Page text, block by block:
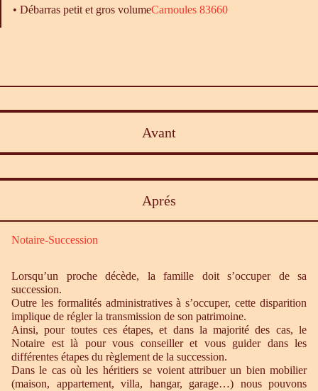
• Débarras petit et gros volumeCarnoules 83660
Avant
Aprés
Notaire-Succession
Lorsqu’un proche décède, la famille doit s’occuper de sa
succession.
Outre les formalités administratives à s’occuper, cette disparition
implique de régler la transmission de son patrimoine.
Ainsi, pour toutes ces étapes, et dans la majorité des cas, le
Notaire est là pour vous conseiller et vous guider dans les
différentes étapes du règlement de la succession.
Dans le cas où les héritiers se voient attribuer un bien mobilier
(maison, appartement, villa, hangar, garage…) nous pouvons